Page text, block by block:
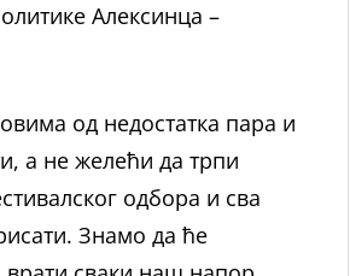
Алексинца –
од недостатка пара и
а не желећи да трпи
одбора и сва
Знамо да ће